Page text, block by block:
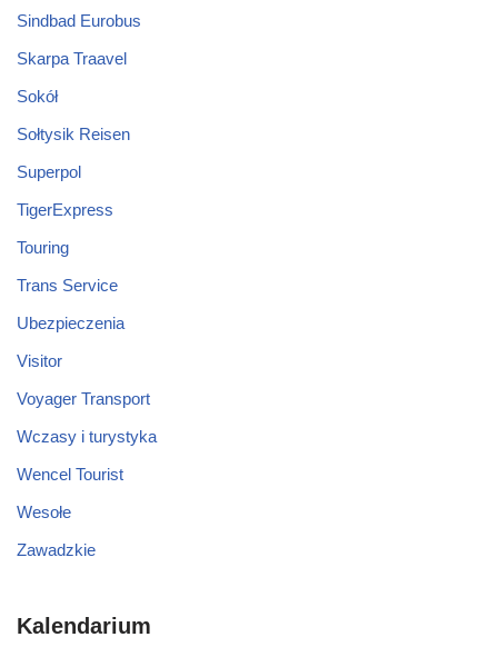
Sindbad Eurobus
Skarpa Traavel
Sokół
Sołtysik Reisen
Superpol
TigerExpress
Touring
Trans Service
Ubezpieczenia
Visitor
Voyager Transport
Wczasy i turystyka
Wencel Tourist
Wesołe
Zawadzkie
Kalendarium